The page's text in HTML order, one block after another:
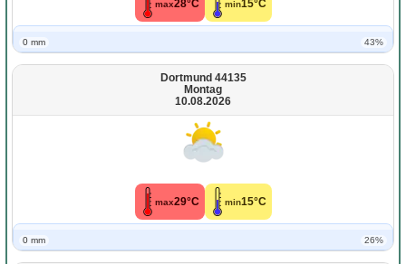
max28°C min15°C
0 mm 43%
Dortmund 44135
Montag
10.08.2026
max29°C min15°C
0 mm 26%